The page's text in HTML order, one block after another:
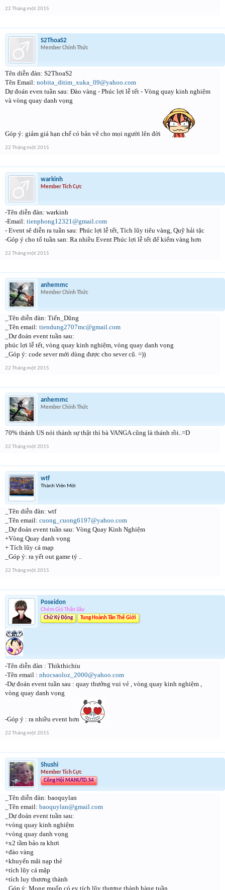
22 Tháng một 2015
S2ThoaS2
Member Chính Thức
Tên diễn đàn: S2ThoaS2
Tên Email: nobita_ditim_xuka_09@yahoo.com
Dự đoán even tuần sau: Đào vàng - Phúc lợi lễ tết - Vòng quay kinh nghiệm
và vòng quay danh vọng
Góp ý: giảm giá hạn chế có bản vẽ cho mọi người lên đời
22 Tháng một 2015
warkinh
Member Tích Cực
-Tên diễn đàn: warkinh
-Email: tienphong12321@gmail.com
- Event sẽ diễn ra tuần sau: Phúc lợi lễ tết, Tích lũy tiêu vàng, Quỹ hải tặc
-Góp ý cho tổ tuần san: Ra nhiều Event Phúc lợi lễ tết để kiếm vàng hơn
22 Tháng một 2015
anhemmc
Member Chính Thức
_Tên diễn đàn: Tiến_Dũng
_Tên email: tiendung2707mc@gmail.com
_Dự đoán event tuần sau:
phúc lợi lễ tết, vòng quay kinh nghiệm, vòng quay danh vọng
_Góp ý: code sever mới dùng được cho sever cũ. =))
22 Tháng một 2015
anhemmc
Member Chính Thức
70% thánh US nói thành sự thật thì bà VANGA cũng là thánh rồi..=D
22 Tháng một 2015
wtf
Thành Viên Mới
_Tên diễn đàn: wtf
_Tên email: cuong_cuong6197@yahoo.com
_Dự đoán event tuần sau: Vòng Quay Kinh Nghiệm
+Vòng Quay danh vọng
+ Tích lũy cá mạp
_Góp ý: ra yết out game tý ..
22 Tháng một 2015
Poseidon
Chém Gió Thần Sầu
Chữ Ký Động
Tung Hoành Tân Thế Giới
-Tên diễn đàn : Thikthichiu
-Tên email : nhocsaoloz_2000@yahoo.com
-Dự đoán event tuần sau : quay thưởng vui vẻ , vòng quay kinh nghiệm ,
vòng quay danh vọng
-Góp ý : ra nhiều event hơn
22 Tháng một 2015
Shushi
Member Tích Cực
Công Hội MANUTD.S4
_Tên diễn đàn: baoquylan
_Tên email: baoquylan@gmail.com
_Dự đoán event tuần sau:
+vòng quay kinh nghiệm
+vòng quay danh vọng
+x2 tầm bảo ra khơi
+đào vàng
+khuyến mãi nạp thẻ
+tích lũy cá mập
+tích luy thương thành
_Góp ý: Mong muốn có ev tích lũy thương thành hàng tuần